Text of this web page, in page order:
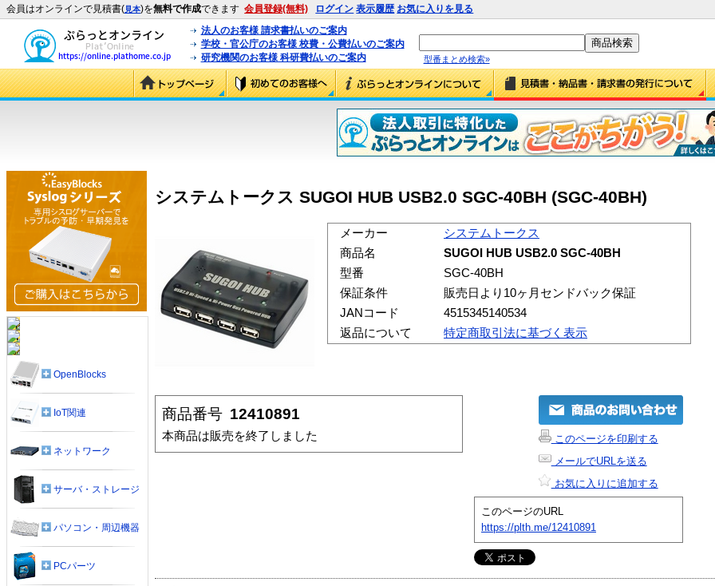
会員はオンラインで見積書(見本)を無料で作成できます 会員登録(無料) ログイン 表示履歴 お気に入りを見る
法人のお客様 請求書払いのご案内
学校・官公庁のお客様 校費・公費払いのご案内
研究機関のお客様 科研費払いのご案内
型番まとめ検索»
システムトークス SUGOI HUB USB2.0 SGC-40BH (SGC-40BH)
メーカー
システムトークス
商品名
SUGOI HUB USB2.0 SGC-40BH
型番
SGC-40BH
保証条件
販売日より10ヶ月センドバック保証
JANコード
4515345140534
返品について
特定商取引法に基づく表示
商品番号 12410891
本商品は販売を終了しました
このページを印刷する
メールでURLを送る
お気に入りに追加する
このページのURL
https://plth.me/12410891
OpenBlocks
IoT関連
ネットワーク
サーバ・ストレージ
パソコン・周辺機器
PCパーツ